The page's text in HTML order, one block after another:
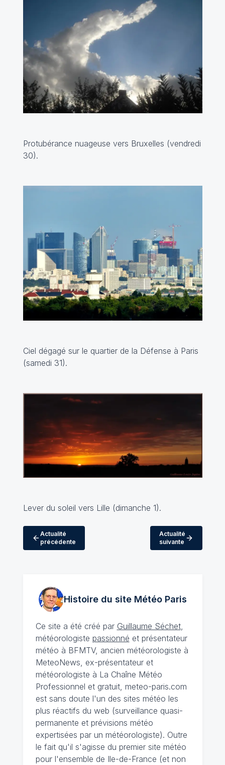
Protubérance nuageuse vers Bruxelles (vendredi
30).
Ciel dégagé sur le quartier de la Défense à Paris
(samedi 31).
Lever du soleil vers Lille (dimanche 1).
Actualité
précédente
Actualité
suivante
Histoire du site MétéoParis
Ce site a été créé par Guillaume Séchet,
météorologiste passionné et présentateur
météo à BFMTV, ancien météorologiste à
MeteoNews, ex-présentateur et
météorologiste à La Chaîne Météo
Professionnel et gratuit, meteo-paris.com
est sans doute l'un des sites météo les
plus réactifs du web (surveillance quasi-
permanente et prévisions météo
expertisées par un météorologiste). Outre
le fait qu'il s'agisse du premier site météo
pour l'ensemble de Ile-de-France (et non